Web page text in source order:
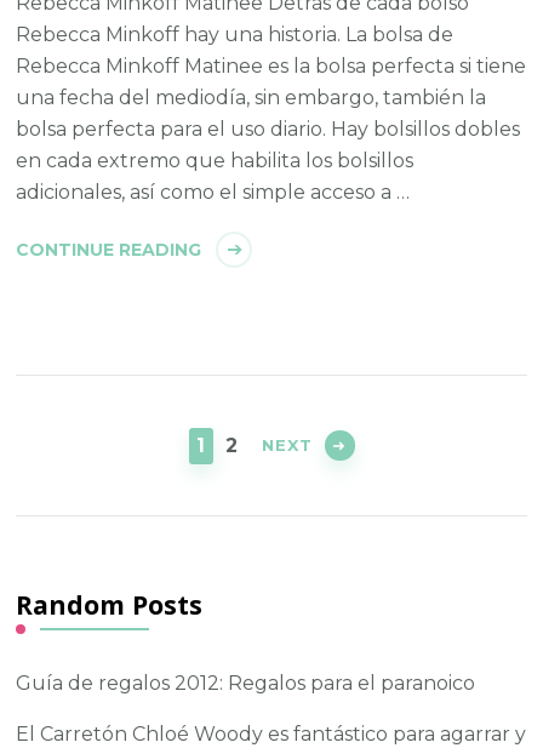
Rebecca Minkoff hay una historia. La bolsa de
Rebecca Minkoff Matinee es la bolsa perfecta si tiene
una fecha del mediodía, sin embargo, también la
bolsa perfecta para el uso diario. Hay bolsillos dobles
en cada extremo que habilita los bolsillos
adicionales, así como el simple acceso a …
CONTINUE READING
navigationPAGE
1 PAGE
2 NEXT
Random Posts
Guía de regalos 2012: Regalos para el paranoico
El Carretón Chloé Woody es fantástico para agarrar y